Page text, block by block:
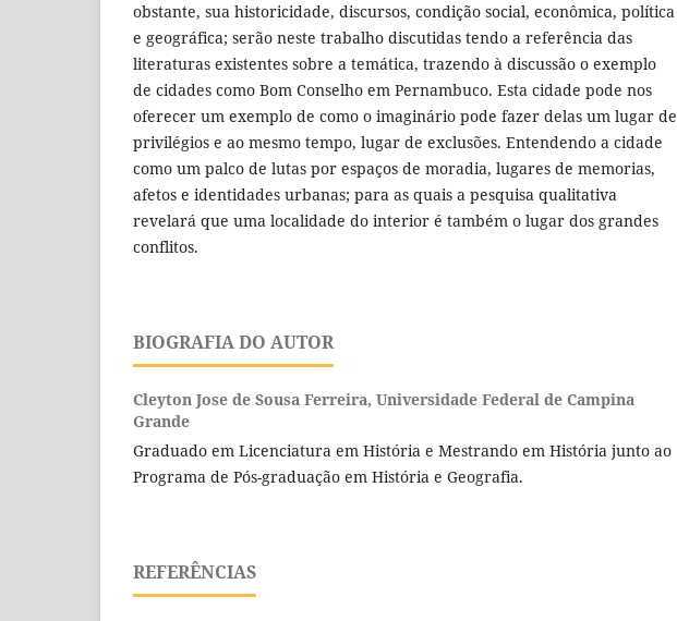
obstante, sua historicidade, discursos, condição social, econômica, política
e geográfica; serão neste trabalho discutidas tendo a referência das
literaturas existentes sobre a temática, trazendo à discussão o exemplo
de cidades como Bom Conselho em Pernambuco. Esta cidade pode nos
oferecer um exemplo de como o imaginário pode fazer delas um lugar de
privilégios e ao mesmo tempo, lugar de exclusões. Entendendo a cidade
como um palco de lutas por espaços de moradia, lugares de memorias,
afetos e identidades urbanas; para as quais a pesquisa qualitativa
revelará que uma localidade do interior é também o lugar dos grandes
conflitos.
BIOGRAFIA DO AUTOR
Cleyton Jose de Sousa Ferreira, Universidade Federal de Campina
Grande
Graduado em Licenciatura em História e Mestrando em História junto ao
Programa de Pós-graduação em História e Geografia.
REFERÊNCIAS